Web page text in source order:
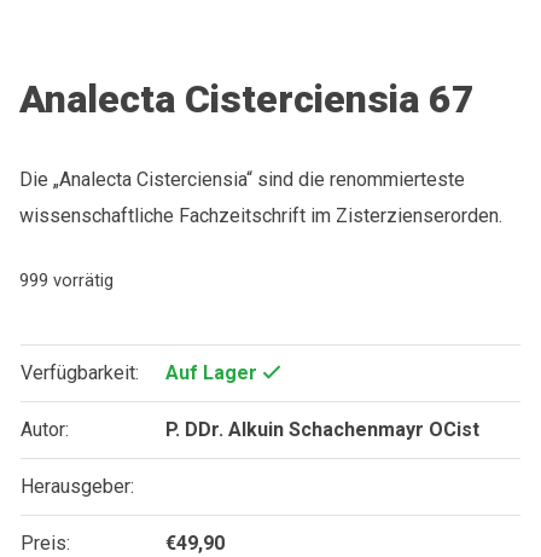
Analecta Cisterciensia 67
Die „Analecta Cisterciensia“ sind die renommierteste
wissenschaftliche Fachzeitschrift im Zisterzienserorden.
999 vorrätig
Verfügbarkeit: Auf Lager
Autor: P. DDr. Alkuin Schachenmayr OCist
Herausgeber:
Preis: €49,90